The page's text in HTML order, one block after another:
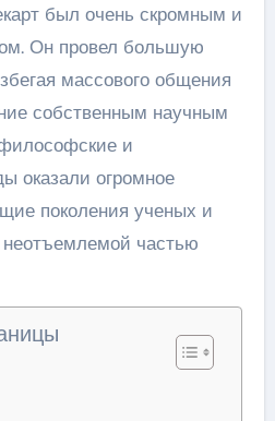
был очень скромным и
Он провел большую
массового общения
собственным научным
и
оказали огромное
поколения ученых и
частью